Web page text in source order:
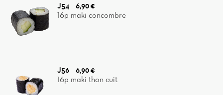
J54
6,90 €
16p maki concombre
J56
6,90 €
16p maki thon cuit